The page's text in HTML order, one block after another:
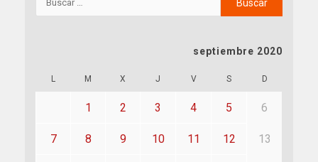
septiembre 2020
L M X J V S D
1 2 3 4 5 6
7 8 9 10 11 12 13